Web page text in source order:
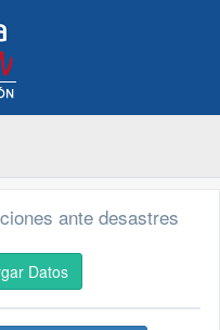
ante desastres
Datos